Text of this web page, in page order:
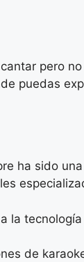
pero
puedas
ha sido
la
de